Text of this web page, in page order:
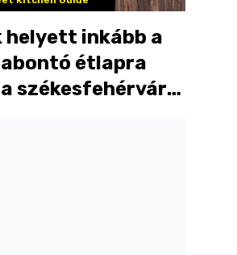
helyett inkább a
étlapra
székesfehérvári